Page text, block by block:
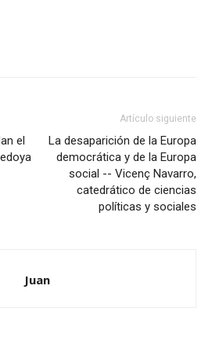
el
Artículo siguiente
La desaparición de la Europa
democrática y de la Europa
social -- Vicenç Navarro,
catedrático de ciencias
políticas y sociales
Juan